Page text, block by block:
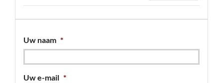
Uw naam *
Uw e-mail *